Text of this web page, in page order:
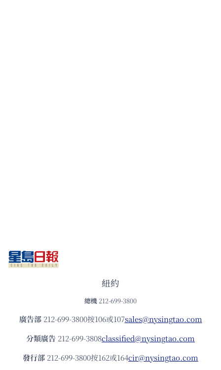
紐約
總機 212-699-3800
廣告部212-699-3800按106或107sales@nysingtao.com
分類廣告 212-699-3808classified@nysingtao.com
發⾏部 212-699-3800按162或164cir@nysingtao.com